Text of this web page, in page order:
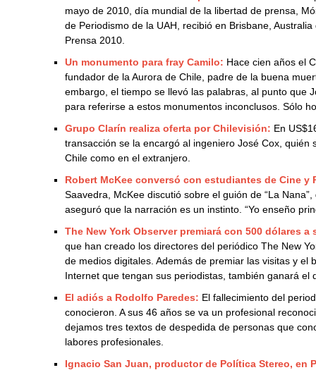
mayo de 2010, día mundial de la libertad de prensa,
de Periodismo de la UAH, recibió en Brisbane,
Prensa 2010.
Un monumento para fray Camilo: Hace cien años el
fundador de la Aurora de Chile, padre de la buena
embargo, el tiempo se llevó las palabras, al punto que
para referirse a estos monumentos inconclusos. Sólo
Grupo Clarín realiza oferta por Chilevisión: En
transacción se la encargó al ingeniero José Cox,
Chile como en el extranjero.
Robert McKee conversó con estudiantes de Cine y
Saavedra, McKee discutió sobre el guión de “La
aseguró que la narración es un instinto. “Yo enseño
The New York Observer premiará con 500 dólares
que han creado los directores del periódico The New
de medios digitales. Además de premiar las visitas y
Internet que tengan sus periodistas, también ganará
El adiós a Rodolfo Paredes: El fallecimiento del
conocieron. A sus 46 años se va un profesional
dejamos tres textos de despedida de personas que
labores profesionales.
Ignacio San Juan, productor de Política Stereo, en